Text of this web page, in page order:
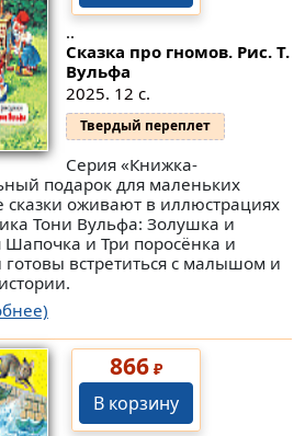
..
Сказка про гномов. Рис. Т.
Вульфа
2025. 12 с.
Твердый переплет
Серия «Книжка-
подарок для маленьких
оживают в иллюстрациях
Тони Вульфа: Золушка и
Шапочка и Три поросëнка и
встретиться с малышом и
866₽
В корзину